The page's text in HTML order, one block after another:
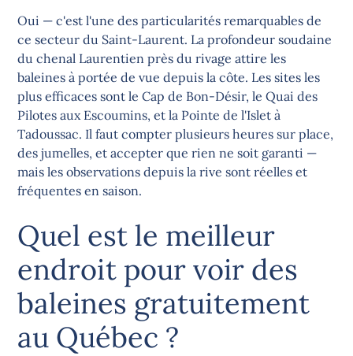
Oui — c'est l'une des particularités remarquables de
ce secteur du Saint-Laurent. La profondeur soudaine
du chenal Laurentien près du rivage attire les
baleines à portée de vue depuis la côte. Les sites les
plus efficaces sont le Cap de Bon-Désir, le Quai des
Pilotes aux Escoumins, et la Pointe de l'Islet à
Tadoussac. Il faut compter plusieurs heures sur place,
des jumelles, et accepter que rien ne soit garanti —
mais les observations depuis la rive sont réelles et
fréquentes en saison.
Quel est le meilleur
endroit pour voir des
baleines gratuitement
au Québec ?